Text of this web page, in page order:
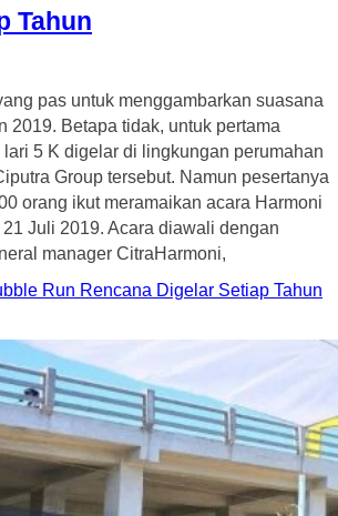
Tahun
pas untuk menggambarkan suasana
2019. Betapa tidak, untuk pertama
5 K digelar di lingkungan perumahan
Group tersebut. Namun pesertanya
orang ikut meramaikan acara Harmoni
Juli 2019. Acara diawali dengan
manager CitraHarmoni,
Run Rencana Digelar Setiap Tahun